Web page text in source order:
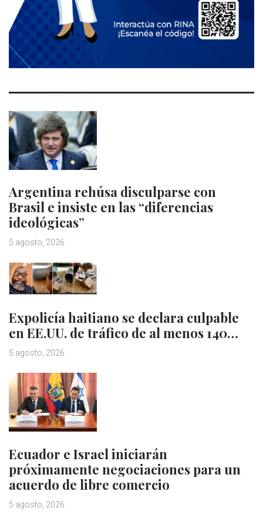
Argentina rehúsa disculparse con
Brasil e insiste en las “diferencias
ideológicas”
5 agosto, 2026
Expolicía haitiano se declara culpable
en EE.UU. de tráfico de al menos 140…
5 agosto, 2026
Ecuador e Israel iniciarán
próximamente negociaciones para un
acuerdo de libre comercio
5 agosto, 2026